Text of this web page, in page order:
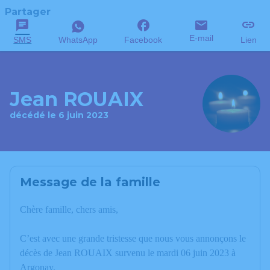
Partager
SMS WhatsApp Facebook E-mail Lien
Jean ROUAIX
décédé le 6 juin 2023
Message de la famille
Chère famille, chers amis,
C’est avec une grande tristesse que nous vous annonçons le
décès de Jean ROUAIX survenu le mardi 06 juin 2023 à
Argonay.